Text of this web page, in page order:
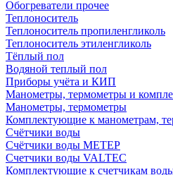
Обогреватели прочее
Теплоноситель
Теплоноситель пропиленгликоль
Теплоноситель этиленгликоль
Тёплый пол
Водяной теплый пол
Приборы учёта и КИП
Манометры, термометры и
Манометры, термометры
Комплектующие к манометрам,
Счётчики воды
Счётчики воды МЕТЕР
Счетчики воды VALTEC
Комплектующие к счетчикам